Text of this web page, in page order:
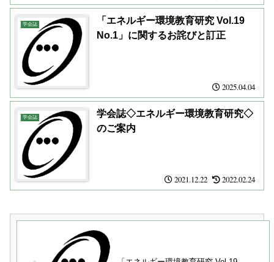
学会誌
「エネルギー環境教育研究 Vol.19
No.1」に関するお詫びと訂正
2025.04.04
学会誌
学会誌◇エネルギー環境教育研究◇
のご案内
2021.12.22 2022.02.24